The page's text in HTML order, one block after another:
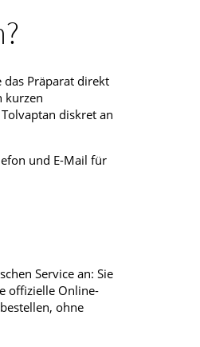
das Präparat direkt
kurzen
diskret an
und E-Mail für
Service an: Sie
offizielle Online-
ohne